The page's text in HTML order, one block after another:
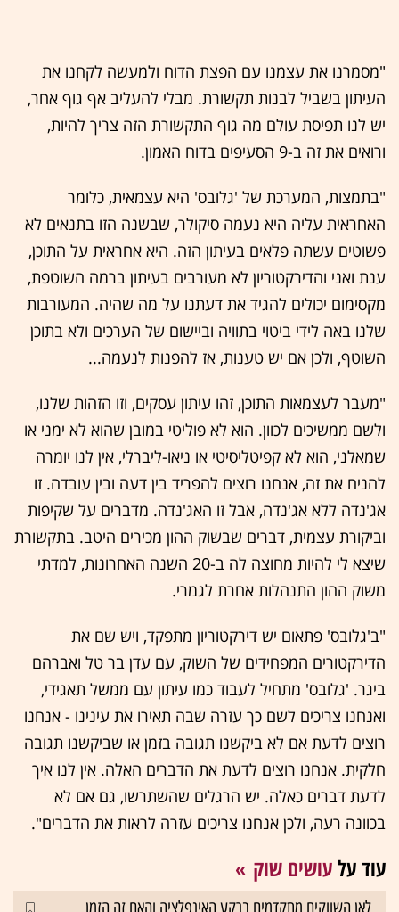
"מסמרנו את עצמנו עם הפצת הדוח ולמעשה לקחנו את
העיתון בשביל לבנות תקשורת. מבלי להעליב אף גוף אחר,
יש לנו תפיסת עולם מה גוף התקשורת הזה צריך להיות,
ורואים את זה ב-9 הסעיפים בדוח האמון.
"בתמצות, המערכת של 'גלובס' היא עצמאית, כלומר
האחראית עליה היא נעמה סיקולר, שבשנה הזו בתנאים לא
פשוטים עשתה פלאים בעיתון הזה. היא אחראית על התוכן,
ענת ואני והדירקטוריון לא מעורבים בעיתון ברמה השוטפת,
מקסימום יכולים להגיד את דעתנו על מה שהיה. המעורבות
שלנו באה לידי ביטוי בתוויה וביישום של הערכים ולא בתוכן
השוטף, ולכן אם יש טענות, אז להפנות לנעמה...
"מעבר לעצמאות התוכן, זהו עיתון עסקים, וזו הזהות שלנו,
ולשם ממשיכים לכוון. הוא לא פוליטי במובן שהוא לא ימני או
שמאלני, הוא לא קפיטליסיטי או ניאו-ליברלי, אין לנו יומרה
להניח את זה, אנחנו רוצים להפריד בין דעה ובין עובדה. זו
אג'נדה ללא אג'נדה, אבל זו האג'נדה. מדברים על שקיפות
וביקורת עצמית, דברים שבשוק ההון מכירים היטב. בתקשורת
שיצא לי להיות מחוצה לה ב-20 השנה האחרונות, למדתי
משוק ההון התנהלות אחרת לגמרי.
"ב'גלובס' פתאום יש דירקטוריון מתפקד, ויש שם את
הדירקטורים המפחידים של השוק, עם עדן בר טל ואברהם
ביגר. 'גלובס' מתחיל לעבוד כמו עיתון עם ממשל תאגידי,
ואנחנו צריכים לשם כך עזרה שבה תאירו את עינינו - אנחנו
רוצים לדעת אם לא ביקשנו תגובה בזמן או שביקשנו תגובה
חלקית. אנחנו רוצים לדעת את הדברים האלה. אין לנו איך
לדעת דברים כאלה. יש הרגלים שהשתרשו, גם אם לא
בכוונה רעה, ולכן אנחנו צריכים עזרה לראות את הדברים".
עוד עלעושים שוק